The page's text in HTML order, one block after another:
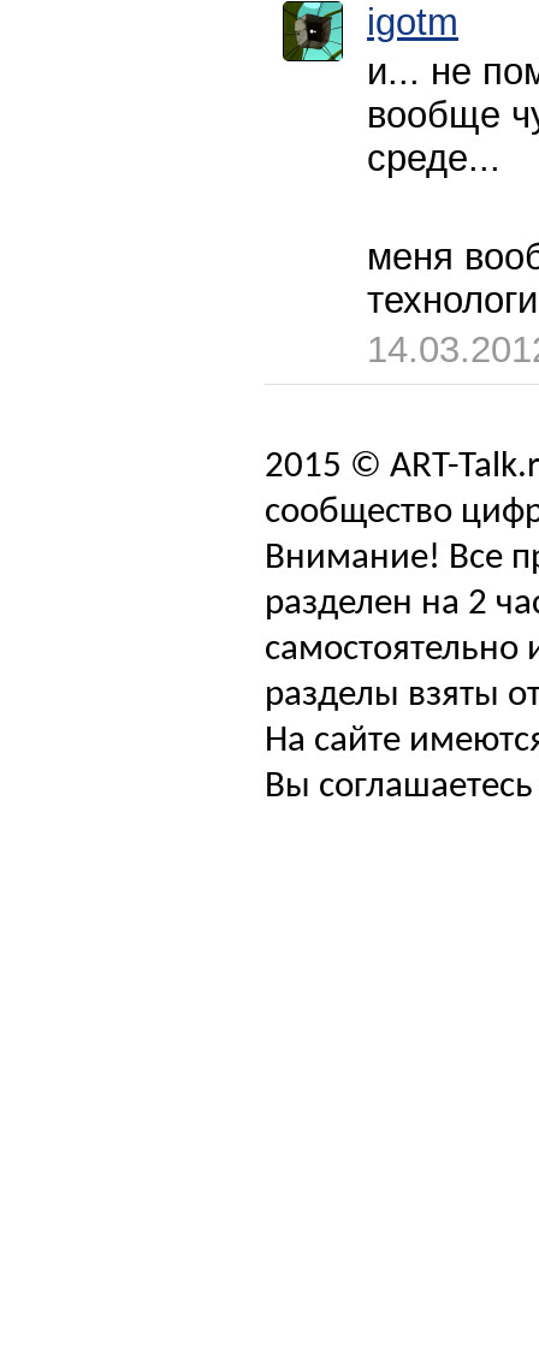
igotm
и... не
вообще
среде...
меня
2015 © ART-
сообщество
Внимание! Все
разделен на 2
самостоятельно
разделы взяты
На сайте
Вы